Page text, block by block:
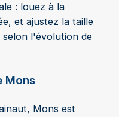
: louez à la
et ajustez la taille
l'évolution de
Mons
Mons est